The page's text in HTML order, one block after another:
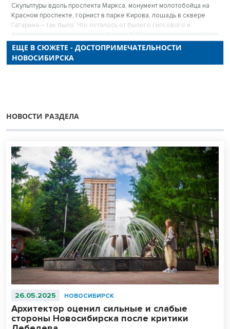
Скульптуры вдоль проспекта Маркса, монумент молотобойца на
Красном проспекте, горнист в парке Кирова, лошадь в сквере
Гагарина – так было. Что осталось от былого гипсового и
бетонного наследия советской эпохи? VN.ru выяснял, где сейчас
еще можно увидеть знаковые скульптуры. Публикуется повторно
в рубрике «Лучшие материалы VN.RU 2021».
ЕЩЕ В СЮЖЕТЕ - ДОСТОПРИМЕЧАТЕЛЬНОСТИ
НОВОСИБИРСКА
НОВОСТИ РАЗДЕЛА
26.05.2025 НОВОСИБИРСК
Архитектор оценил сильные и слабые
стороны Новосибирска после критики